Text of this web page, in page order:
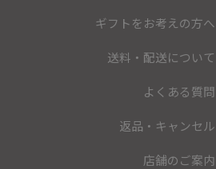
ギフトをお考えの方へ
送料・配送について
よくある質問
返品・キャンセル
店舗のご案内